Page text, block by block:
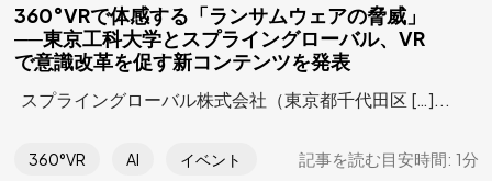
360°VRで体感する「ランサムウェアの脅威」
──東京工科大学とスプライングローバル、VR
で意識改革を促す新コンテンツを発表
スプライングローバル株式会社（東京都千代田区 […]...
360°VR AI イベント 記事を読む目安時間: 1分
未来と可能性を